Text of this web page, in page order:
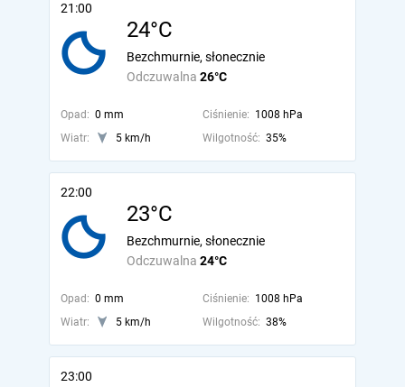
21:00
24°C
Odczuwalna 26°C
Bezchmurnie, słonecznie
Opad: 0 mm Ciśnienie: 1008 hPa
Wiatr:
5 km/h Wilgotność: 35%
22:00
23°C
Odczuwalna 24°C
Bezchmurnie, słonecznie
Opad: 0 mm Ciśnienie: 1008 hPa
Wiatr:
5 km/h Wilgotność: 38%
23:00